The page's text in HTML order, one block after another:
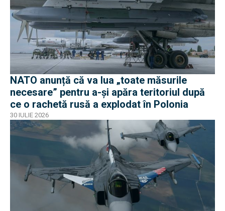
NATO anunță că va lua „toate măsurile
necesare” pentru a-și apăra teritoriul după
ce o rachetă rusă a explodat în Polonia
30 IULIE 2026